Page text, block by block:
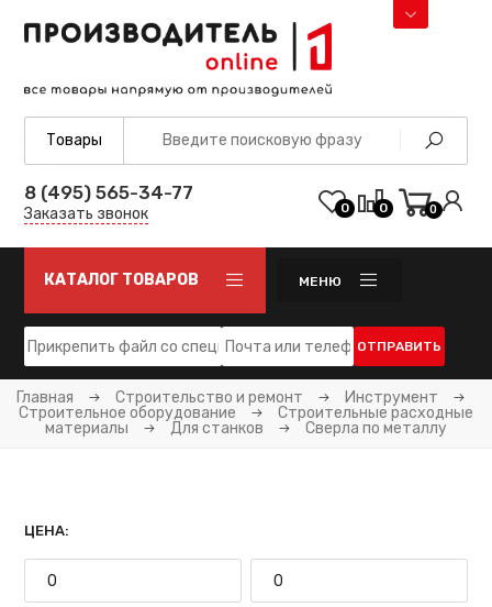
8 (495) 565-34-77
Заказать звонок 0 0 0
КАТАЛОГ ТОВАРОВ МЕНЮ
ОТПРАВИТЬ
Главная Строительство и ремонт
Инструмент
Строительное оборудование
Строительные расходные
материалы
Для станков Сверла по металлу
ЦЕНА: